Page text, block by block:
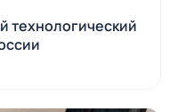
технологический